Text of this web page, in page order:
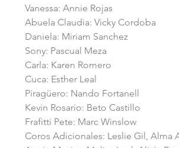
Vanessa: Annie Rojas
Abuela Claudia: Vicky Cordoba
Daniela: Miriam Sanchez
Sony: Pascual Meza
Carla: Karen Romero
Cuca: Esther Leal
Piragüero: Nando Fortanell
Kevin Rosario: Beto Castillo
Frafitti Pete: Marc Winslow
Coros Adicionales: Leslie Gil, Alma